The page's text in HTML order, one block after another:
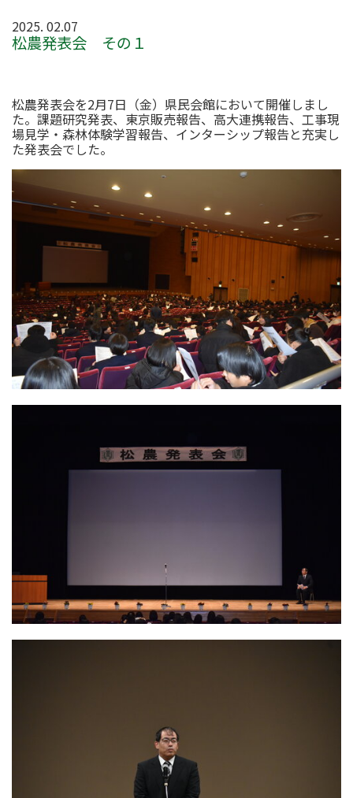
2025. 02.07
松農発表会 その１
松農発表会を2月7日（金）県民会館において開催しまし
た。課題研究発表、東京販売報告、高大連携報告、工事現
場見学・森林体験学習報告、インターシップ報告と充実し
た発表会でした。